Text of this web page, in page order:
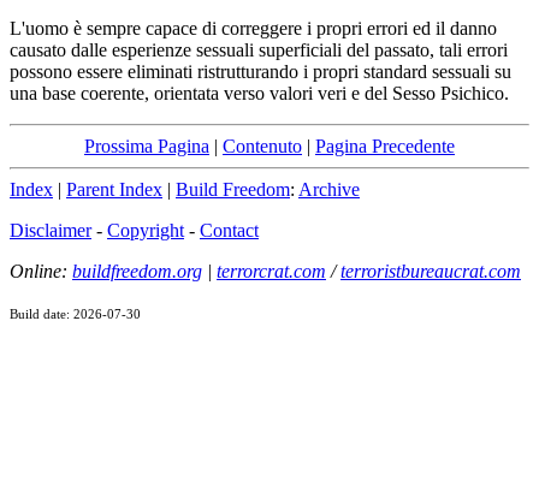
L'uomo è sempre capace di correggere i propri errori ed il danno
causato dalle esperienze sessuali superficiali del passato, tali errori
possono essere eliminati ristrutturando i propri standard sessuali su
una base coerente, orientata verso valori veri e del Sesso Psichico.
Prossima Pagina | Contenuto | Pagina Precedente
Index | Parent Index | Build Freedom: Archive
Disclaimer- Copyright - Contact
Online: buildfreedom.org | terrorcrat.com /terroristbureaucrat.com
Build date: 2026-07-30